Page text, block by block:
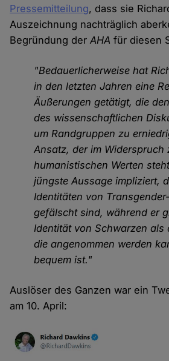
Pressemitteilung, dass sie
Auszeichnung nachträglich
Begründung derAHA für diesen
"Bedauerlicherweise hat
in den letzten Jahren eine
Äußerungen getätigt, die
des wissenschaftlichen
um Randgruppen zu
Ansatz, der im Widerspruch
humanistischen Werten
jüngste Aussage impliziert,
Identitäten von
gefälscht sind, während er
Identität von Schwarzen als
die angenommen werden
bequem ist."
Auslöser des Ganzen war ein
am 10. April: